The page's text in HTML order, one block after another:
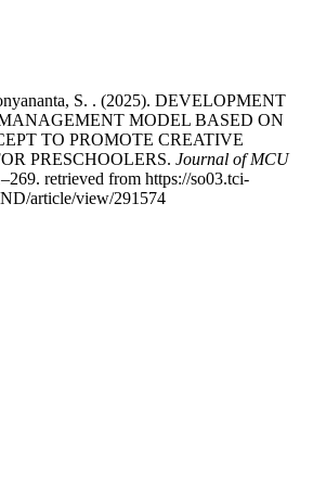
S. . (2025). DEVELOPMENT
MODEL BASED ON
TO PROMOTE CREATIVE
PRESCHOOLERS. Journal of MCU
retrieved from https://so03.tci-
article/view/291574